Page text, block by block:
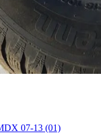
07-13 (01)